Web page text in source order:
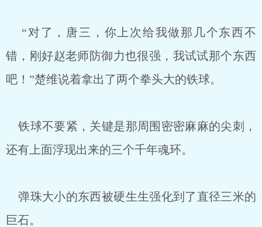
“对了，唐三，你上次给我做那几个东西不
错，刚好赵老师防御力也很强，我试试那个东西
吧！”楚维说着拿出了两个拳头大的铁球。
铁球不要紧，关键是那周围密密麻麻的尖刺，
还有上面浮现出来的三个千年魂环。
弹珠大小的东西被硬生生强化到了直径三米的
巨石。